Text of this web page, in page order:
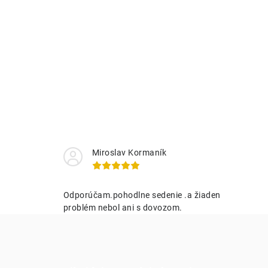
Miroslav Kormaník
Odporúčam.pohodlne sedenie .a žiaden
problém nebol ani s dovozom.